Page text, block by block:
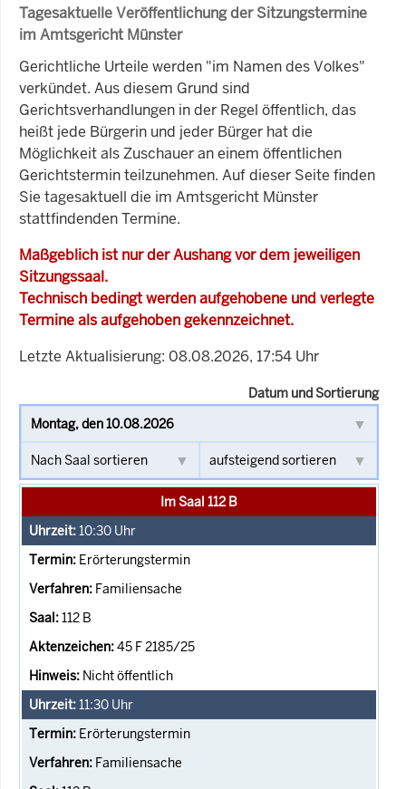
Tagesaktuelle Veröffentlichung der Sitzungstermine
im Amtsgericht Münster
Gerichtliche Urteile werden "im Namen des Volkes"
verkündet. Aus diesem Grund sind
Gerichtsverhandlungen in der Regel öffentlich, das
heißt jede Bürgerin und jeder Bürger hat die
Möglichkeit als Zuschauer an einem öffentlichen
Gerichtstermin teilzunehmen. Auf dieser Seite finden
Sie tagesaktuell die im Amtsgericht Münster
stattfindenden Termine.
Maßgeblich ist nur der Aushang vor dem jeweiligen
Sitzungssaal.
Technisch bedingt werden aufgehobene und verlegte
Termine als aufgehoben gekennzeichnet.
Letzte Aktualisierung: 08.08.2026, 17:54 Uhr
Datum und Sortierung
Im Saal 112 B
10:30 Uhr
Erörterungstermin
Familiensache
112 B
45 F 2185/25
Nicht öffentlich
11:30 Uhr
Erörterungstermin
Familiensache